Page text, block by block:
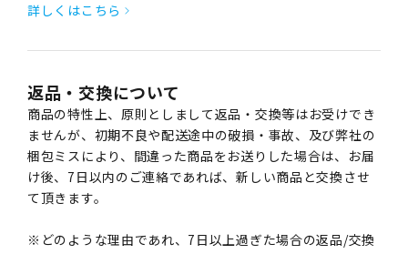
詳しくはこちら
返品・交換について
商品の特性上、原則としまして返品・交換等はお受けでき
ませんが、初期不良や配送途中の破損・事故、及び弊社の
梱包ミスにより、間違った商品をお送りした場合は、お届
け後、7日以内のご連絡であれば、新しい商品と交換させ
て頂きます。
※どのような理由であれ、7日以上過ぎた場合の返品/交換